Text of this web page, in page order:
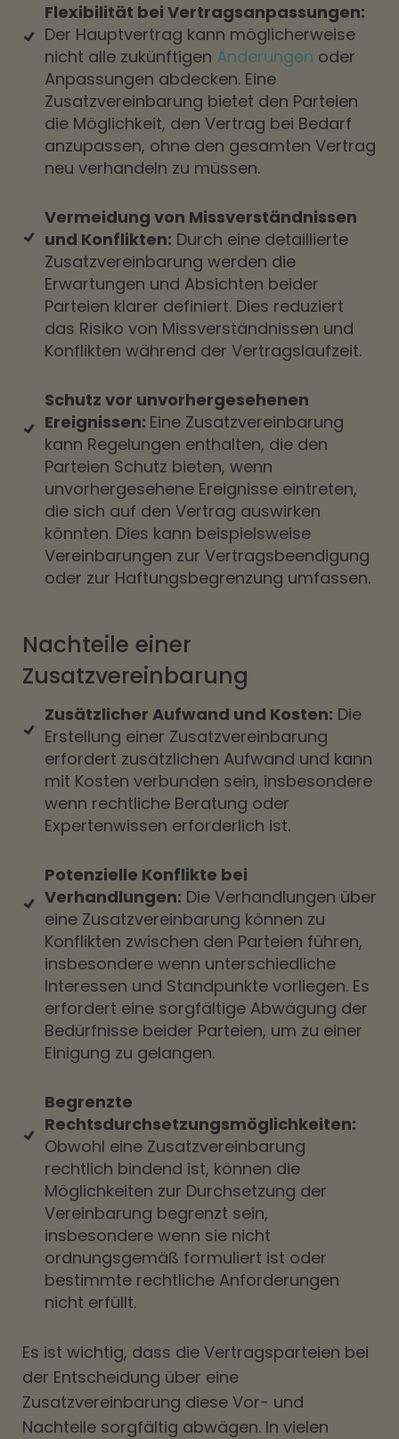
Flexibilität bei Vertragsanpassungen:
Der Hauptvertrag kann möglicherweise
nicht alle zukünftigen Änderungen oder
Anpassungen abdecken. Eine
Zusatzvereinbarung bietet den Parteien
die Möglichkeit, den Vertrag bei Bedarf
anzupassen, ohne den gesamten Vertrag
neu verhandeln zu müssen.
Vermeidung von Missverständnissen
und Konflikten: Durch eine detaillierte
Zusatzvereinbarung werden die
Erwartungen und Absichten beider
Parteien klarer definiert. Dies reduziert
das Risiko von Missverständnissen und
Konflikten während der Vertragslaufzeit.
Schutz vor unvorhergesehenen
Ereignissen: Eine Zusatzvereinbarung
kann Regelungen enthalten, die den
Parteien Schutz bieten, wenn
unvorhergesehene Ereignisse eintreten,
die sich auf den Vertrag auswirken
könnten. Dies kann beispielsweise
Vereinbarungen zur Vertragsbeendigung
oder zur Haftungsbegrenzung umfassen.
Nachteile einer
Zusatzvereinbarung
Zusätzlicher Aufwand und Kosten: Die
Erstellung einer Zusatzvereinbarung
erfordert zusätzlichen Aufwand und kann
mit Kosten verbunden sein, insbesondere
wenn rechtliche Beratung oder
Expertenwissen erforderlich ist.
Potenzielle Konflikte bei
Verhandlungen: Die Verhandlungen über
eine Zusatzvereinbarung können zu
Konflikten zwischen den Parteien führen,
insbesondere wenn unterschiedliche
Interessen und Standpunkte vorliegen. Es
erfordert eine sorgfältige Abwägung der
Bedürfnisse beider Parteien, um zu einer
Einigung zu gelangen.
Begrenzte
Rechtsdurchsetzungsmöglichkeiten:
Obwohl eine Zusatzvereinbarung
rechtlich bindend ist, können die
Möglichkeiten zur Durchsetzung der
Vereinbarung begrenzt sein,
insbesondere wenn sie nicht
ordnungsgemäß formuliert ist oder
bestimmte rechtliche Anforderungen
nicht erfüllt.
Es ist wichtig, dass die Vertragsparteien bei
der Entscheidung über eine
Zusatzvereinbarung diese Vor- und
Nachteile sorgfältig abwägen. In vielen